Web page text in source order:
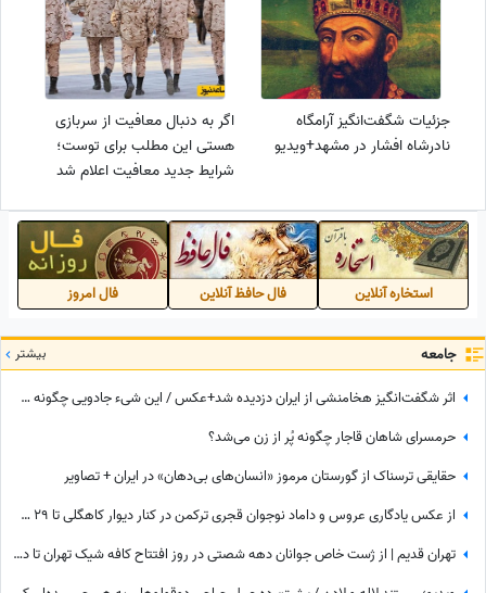
جزئیات شگفت‌انگیز آرامگاه
نادرشاه افشار در مشهد+ویدیو
اگر به دنبال معافیت از سربازی
هستی این مطلب برای توست؛
شرایط جدید معافیت اعلام شد
استخاره آنلاین فال حافظ آنلاین فال امروز
جامعه بیشتر
اثر شگفت‌انگیز هخامنشی از ایران دزدیده شد+عکس / این شیء جادویی چگونه سر از انگلیس درآورد؟‌
حرمسرای شاهان قاجار چگونه پُر از زن می‌شد؟
حقایقی ترسناک از گورستان مرموز «انسان‌های بی‌دهان» در ایران + تصاویر
از عکس یادگاری عروس و داماد نوجوان قجری ترکمن در کنار دیوار کاهگلی تا 29 سالگی مونیکا بلوچی با شال سفید پردار
تهران قدیم | از ژست خاص جوانان دهه شصتی در روز افتتاح کافه شیک تهران تا دور دور دختر جوان و سگش با رنوی قرمز در سال 78